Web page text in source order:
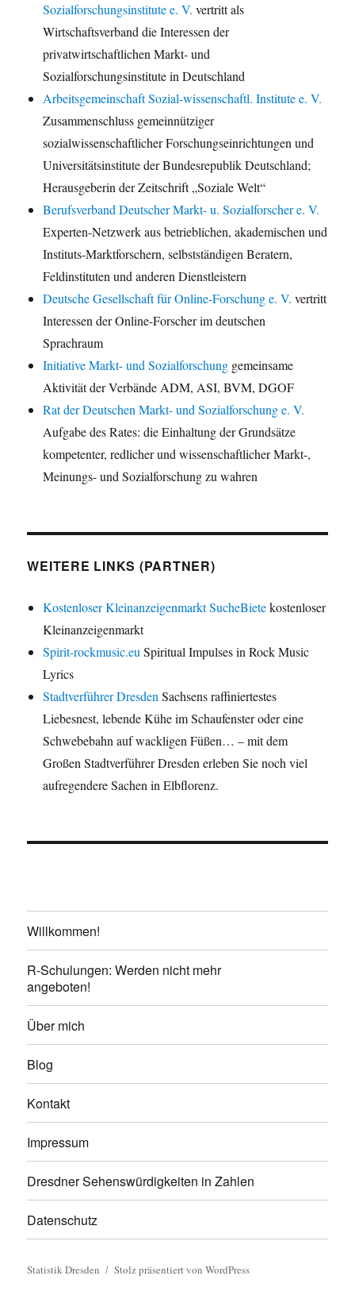
Sozialforschungsinstitute e. V. vertritt als
Wirtschaftsverband die Interessen der
privatwirtschaftlichen Markt- und
Sozialforschungsinstitute in Deutschland
Arbeitsgemeinschaft Sozial-wissenschaftl. Institute e. V.
Zusammenschluss gemeinnütziger
sozialwissenschaftlicher Forschungseinrichtungen und
Universitätsinstitute der Bundesrepublik Deutschland;
Herausgeberin der Zeitschrift „Soziale Welt“
Berufsverband Deutscher Markt- u. Sozialforscher e. V.
Experten-Netzwerk aus betrieblichen, akademischen und
Instituts-Marktforschern, selbstständigen Beratern,
Feldinstituten und anderen Dienstleistern
Deutsche Gesellschaft für Online-Forschung e. V. vertritt
Interessen der Online-Forscher im deutschen
Sprachraum
Initiative Markt- und Sozialforschung gemeinsame
Aktivität der Verbände ADM, ASI, BVM, DGOF
Rat der Deutschen Markt- und Sozialforschung e. V.
Aufgabe des Rates: die Einhaltung der Grundsätze
kompetenter, redlicher und wissenschaftlicher Markt-,
Meinungs- und Sozialforschung zu wahren
WEITERE LINKS (PARTNER)
Kostenloser Kleinanzeigenmarkt SucheBietekostenloser
Kleinanzeigenmarkt
Spirit-rockmusic.eu Spiritual Impulses in Rock Music
Lyrics
Stadtverführer Dresden Sachsens raffiniertestes
Liebesnest, lebende Kühe im Schaufenster oder eine
Schwebebahn auf wackligen Füßen… – mit dem
Großen Stadtverführer Dresden erleben Sie noch viel
aufregendere Sachen in Elbflorenz.
Willkommen!
R-Schulungen: Werden nicht mehr
angeboten!
Über mich
Blog
Kontakt
Impressum
Dresdner Sehenswürdigkeiten in Zahlen
Datenschutz
Statistik Dresden Stolz präsentiert von WordPress